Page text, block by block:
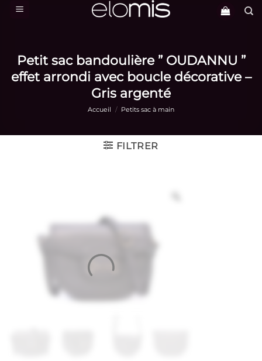
Passer
Petit sac bandoulière ” OUDANNU ”
effet arrondi avec boucle décorative –
Gris argenté
Accueil / Petits sac à main
FILTRER